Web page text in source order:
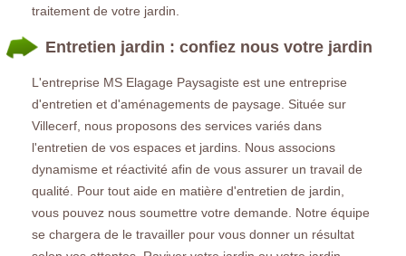
traitement de votre jardin.
Entretien jardin : confiez nous votre jardin
L'entreprise MS Elagage Paysagiste est une entreprise
d'entretien et d'aménagements de paysage. Située sur
Villecerf, nous proposons des services variés dans
l'entretien de vos espaces et jardins. Nous associons
dynamisme et réactivité afin de vous assurer un travail de
qualité. Pour tout aide en matière d'entretien de jardin,
vous pouvez nous soumettre votre demande. Notre équipe
se chargera de le travailler pour vous donner un résultat